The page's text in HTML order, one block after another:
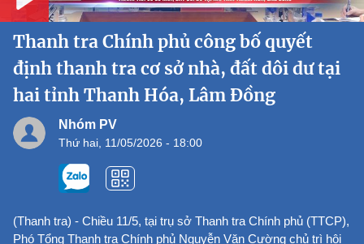
Play
Thanh tra Chính phủ công bố quyết
định thanh tra cơ sở nhà, đất dôi dư tại
hai tỉnh Thanh Hóa, Lâm Đồng
Nhóm PV
Thứ hai, 11/05/2026 - 18:00
(Thanh tra) - Chiều 11/5, tại trụ sở Thanh tra Chính phủ (TTCP),
Phó Tổng Thanh tra Chính phủ Nguyễn Văn Cường chủ trì hội